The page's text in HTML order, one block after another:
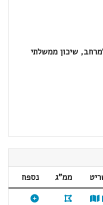
ממ"ג
נספח